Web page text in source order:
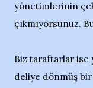
yönetimlerinin
çıkmıyorsunuz.
Biz taraftarlar ise
deliye dönmüş bir